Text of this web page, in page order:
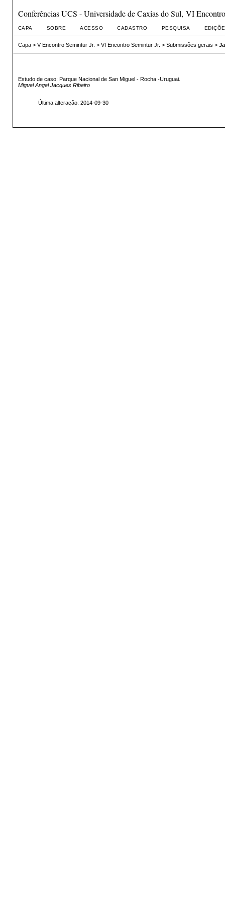
Conferências UCS - Universidade de Caxias do Sul, VI
CAPA SOBRE ACESSO CADASTRO PESQUISA
Capa> V Encontro Semintur Jr. > VI Encontro Semintur Jr. > Submissões gerais >
Estudo de caso: Parque Nacional de San Miguel - Rocha -Uruguai.
Miguel Angel Jacques Ribeiro
Última alteração: 2014-09-30